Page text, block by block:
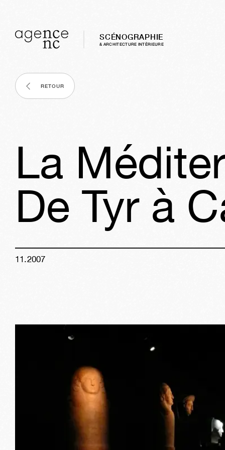
SCÉNOGRAPHIE
& ARCHITECTURE INTÈRIEURE
RETOUR
La
De Tyr à
11 .2007